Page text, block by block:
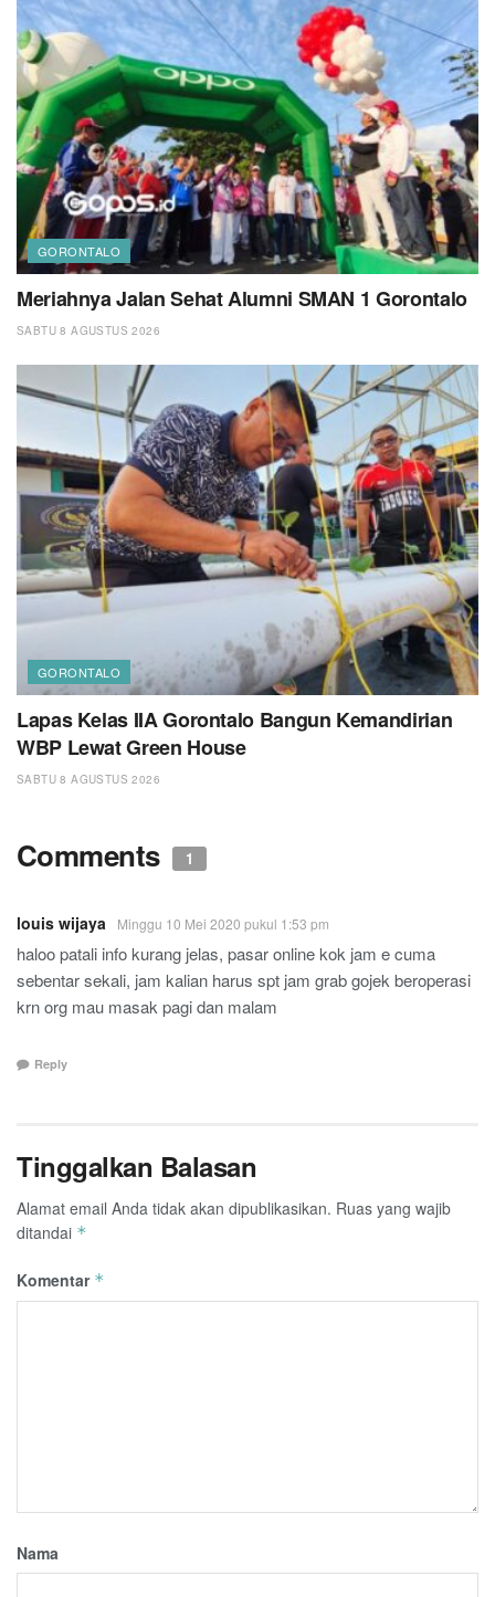
GORONTALO
Meriahnya Jalan Sehat Alumni SMAN 1 Gorontalo
SABTU 8 AGUSTUS 2026
GORONTALO
Lapas Kelas IIA Gorontalo Bangun Kemandirian
WBP Lewat Green House
SABTU 8 AGUSTUS 2026
Comments 1
louis wijaya Minggu 10 Mei 2020 pukul 1:53 pm
haloo patali info kurang jelas, pasar online kok jam e cuma
sebentar sekali, jam kalian harus spt jam grab gojek beroperasi
krn org mau masak pagi dan malam
Reply
Tinggalkan Balasan
Alamat email Anda tidak akan dipublikasikan. Ruas yang wajib
ditandai *
Komentar *
Nama